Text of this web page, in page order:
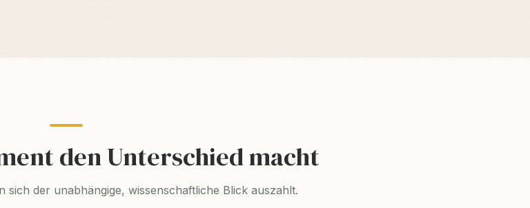
den Unterschied macht
sich der unabhängige, wissenschaftliche Blick auszahlt.